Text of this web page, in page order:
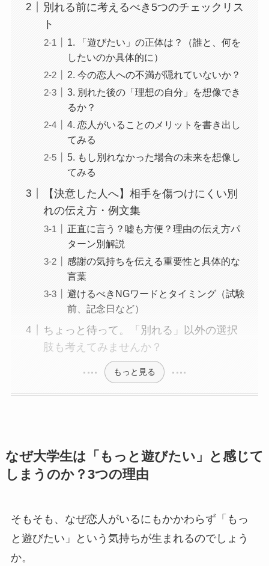
別れる前に考えるべき5つのチェックリス
ト
1. 「遊びたい」の正体は？（誰と、何を
したいのか具体的に）
2. 今の恋人への不満が隠れていないか？
3. 別れた後の「理想の自分」を想像でき
るか？
4. 恋人がいることのメリットを書き出し
てみる
5. もし別れなかった場合の未来を想像し
てみる
【決意した人へ】相手を傷つけにくい別
れの伝え方・例文集
正直に言う？嘘も方便？理由の伝え方パ
ターン別解説
感謝の気持ちを伝える重要性と具体的な
言葉
避けるべきNGワードとタイミング（試験
前、記念日など）
ちょっと待って。「別れる」以外の選択
肢も考えてみませんか？
もっと見る
なぜ大学生は「もっと遊びたい」と感じて
しまうのか？3つの理由
そもそも、なぜ恋人がいるにもかかわらず「もっ
と遊びたい」という気持ちが生まれるのでしょう
か。